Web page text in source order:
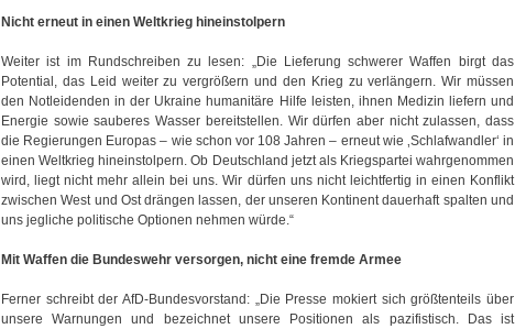
Nicht erneut in einen Weltkrieg hineinstolpern
Weiter ist im Rundschreiben zu lesen: „Die Lieferung schwerer Waffen birgt das
Potential, das Leid weiter zu vergrößern und den Krieg zu verlängern. Wir müssen
den Notleidenden in der Ukraine humanitäre Hilfe leisten, ihnen Medizin liefern und
Energie sowie sauberes Wasser bereitstellen. Wir dürfen aber nicht zulassen, dass
die Regierungen Europas – wie schon vor 108 Jahren – erneut wie ‚Schlafwandler‘ in
einen Weltkrieg hineinstolpern. Ob Deutschland jetzt als Kriegspartei wahrgenommen
wird, liegt nicht mehr allein bei uns. Wir dürfen uns nicht leichtfertig in einen Konflikt
zwischen West und Ost drängen lassen, der unseren Kontinent dauerhaft spalten und
uns jegliche politische Optionen nehmen würde.“
Mit Waffen die Bundeswehr versorgen, nicht eine fremde Armee
Ferner schreibt der AfD-Bundesvorstand: „Die Presse mokiert sich größtenteils über
unsere Warnungen und bezeichnet unsere Positionen als pazifistisch. Das ist